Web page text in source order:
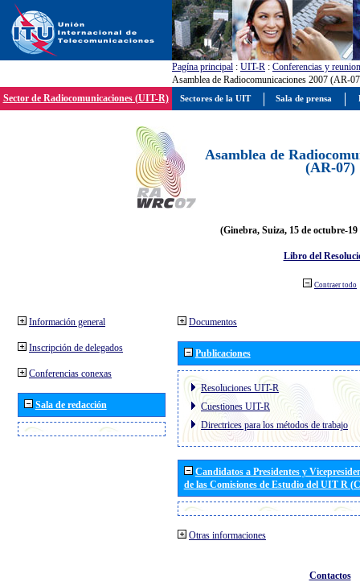
Pagína principal : UIT-R : Conferencias y
Asamblea de Radiocomunicaciones 2007 (AR-
Sector de Radiocomunicaciones (UIT-R)
Asamblea de
(AR-07)
(Ginebra, Suiza, 15 de octubre-19
Libro del
Contraer todo
Información general
Inscripción de delegados
Conferencias conexas
Sala de redacción
Documentos
Publicaciones
Resoluciones UIT-R
Cuestiones UIT-R
Directrices para los métodos de trabajo
Candidatos a Presidentes y
de las Comisiones de Estudio del UIT R
Otras informaciones
Contactos
Sectores de la UIT Sala de prensa